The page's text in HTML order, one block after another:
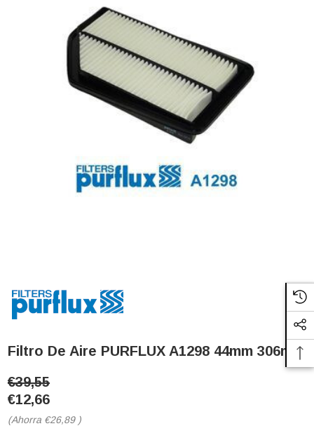
Filtro De Aire PURFLUX A1298 44mm 306mm
€39,55
€12,66
(Ahorra €26,89 )